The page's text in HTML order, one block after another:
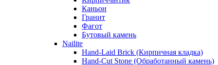
Каньон
Гранит
Фагот
Бутовый камень
Nailite
Hand-Laid Brick (Кирпичная кладка)
Hand-Cut Stone (Обработанный камень)